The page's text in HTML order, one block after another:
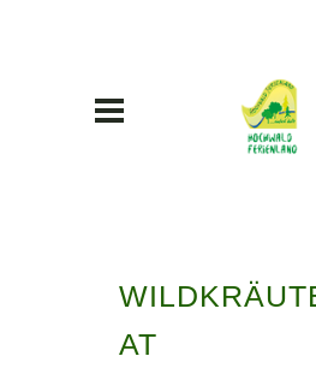
AT